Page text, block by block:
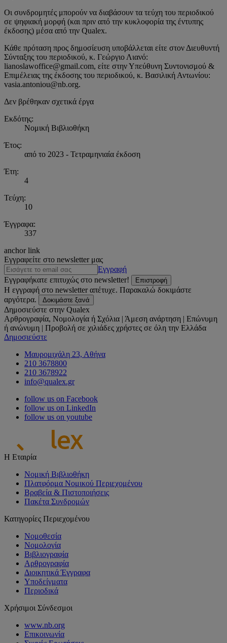
Οι συνδρομητές μπορούν να διαβάσουν τα τεύχη του περιοδικού
σε ψηφιακή μορφή (και πριν από την κυκλοφορία της έντυπης
έκδοσης) μέσα από την Qualex.
Κάθε πρόταση προς δημοσίευση υποβάλλεται είτε στον Διευθυντή
Σύνταξης του περιοδικού, κ. Γεώργιο Λιανό:
lianoslawoffice@gmail.com, είτε στην Υπεύθυνη Συντονισμού &
Επιμέλειας της έκδοσης του περιοδικού, κ. Βασιλική Αντωνίου:
vasia.antoniou@nb.org.
Δεν βρέθηκαν σχετικά έργα
Εκδότης:
Νομική Βιβλιοθήκη
Έτος:
από το 2023 - Τετραμηνιαία έκδοση
Έτη:
4
Τεύχη:
10
Έγγραφα:
337
anchor link
Εγγραφείτε στο newsletter μας
Εγγραφή
Εγγραφήκατε επιτυχώς στο newsletter!
Επιστροφή
Η εγγραφή στο newsletter απέτυχε. Παρακαλώ δοκιμάστε
αργότερα.
Δοκιμάστε ξανά
Δημοσιεύστε στην Qualex
Αρθρογραφία, Νομολογία ή Σχόλια | Άμεση ανάρτηση | Επώνυμη
ή ανώνυμη | Προβολή σε χιλιάδες χρήστες σε όλη την Ελλάδα
Δημοσιεύστε
Μαυρομιχάλη 23, Αθήνα
210 3678800
210 3678922
info@qualex.gr
follow us on Facebook
follow us on LinkedIn
follow us on youtube
Η Εταιρία
Νομική Βιβλιοθήκη
Πλατφόρμα Νομικού Περιεχομένου
Βραβεία & Πιστοποιήσεις
Πακέτα Συνδρομών
Κατηγορίες Περιεχομένου
Νομοθεσία
Νομολογία
Βιβλιογραφία
Αρθρογραφία
Διοικητικά Έγγραφα
Υποδείγματα
Περιοδικά
Χρήσιμοι Σύνδεσμοι
www.nb.org
Επικοινωνία